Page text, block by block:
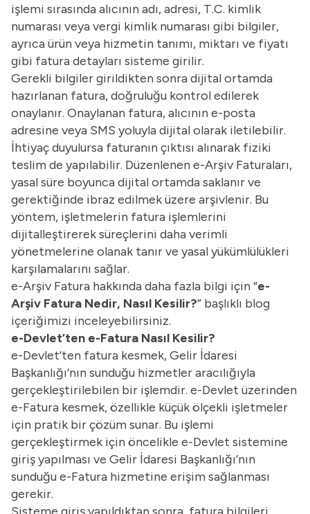
işlemi sırasında alıcının adı, adresi, T.C. kimlik
numarası veya vergi kimlik numarası gibi bilgiler,
ayrıca ürün veya hizmetin tanımı, miktarı ve fiyatı
gibi fatura detayları sisteme girilir.
Gerekli bilgiler girildikten sonra dijital ortamda
hazırlanan fatura, doğruluğu kontrol edilerek
onaylanır. Onaylanan fatura, alıcının e-posta
adresine veya SMS yoluyla dijital olarak iletilebilir.
İhtiyaç duyulursa faturanın çıktısı alınarak fiziki
teslim de yapılabilir. Düzenlenen e-Arşiv Faturaları,
yasal süre boyunca dijital ortamda saklanır ve
gerektiğinde ibraz edilmek üzere arşivlenir. Bu
yöntem, işletmelerin fatura işlemlerini
dijitalleştirerek süreçlerini daha verimli
yönetmelerine olanak tanır ve yasal yükümlülükleri
karşılamalarını sağlar.
e-Arşiv Fatura hakkında daha fazla bilgi için “e-
Arşiv Fatura Nedir, Nasıl Kesilir?” başlıklı blog
içeriğimizi inceleyebilirsiniz.
e-Devlet’ten e-Fatura Nasıl Kesilir?
e-Devlet’ten fatura kesmek, Gelir İdaresi
Başkanlığı’nın sunduğu hizmetler aracılığıyla
gerçekleştirilebilen bir işlemdir. e-Devlet üzerinden
e-Fatura kesmek, özellikle küçük ölçekli işletmeler
için pratik bir çözüm sunar. Bu işlemi
gerçekleştirmek için öncelikle e-Devlet sistemine
giriş yapılması ve Gelir İdaresi Başkanlığı’nın
sunduğu e-Fatura hizmetine erişim sağlanması
gerekir.
Sisteme giriş yapıldıktan sonra, fatura bilgileri